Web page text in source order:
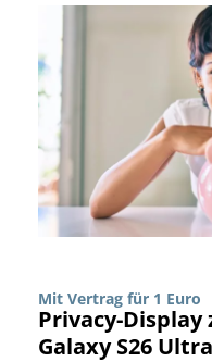
Mit Vertrag für 1 Euro
Privacy-
Galaxy S26